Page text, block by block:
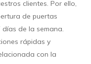
clientes. Por ello,
de puertas
de la semana.
rápidas y
con la